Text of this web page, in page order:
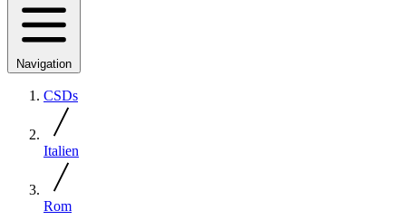
Navigation
CSDs
Italien
Rom